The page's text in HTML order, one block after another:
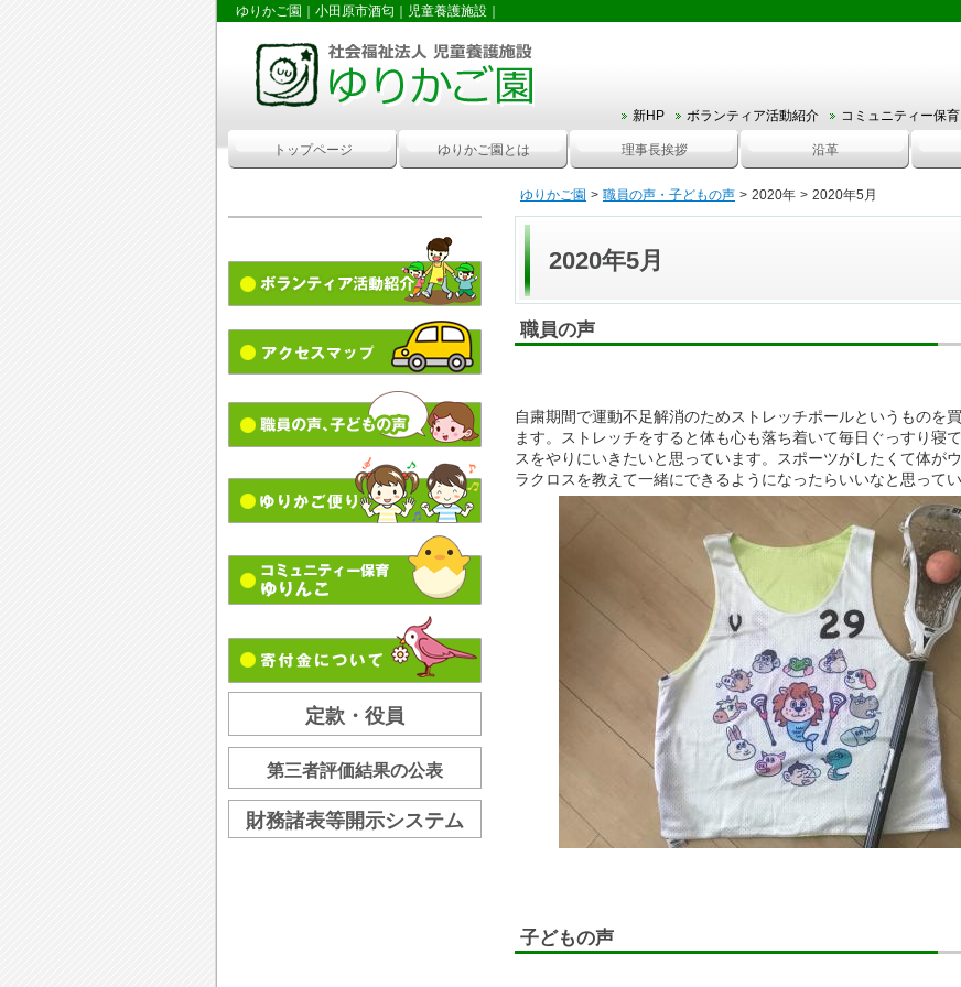
ゆりかご園｜小田原市酒匂｜児童養護施設｜
コミュニティー保
ボランティア活動紹介
新HP
トップページ ゆりかご園とは 理事長挨拶 沿革
定款・役員
第三者評価結果の公表
財務諸表等開示システム
ゆりかご園 > 職員の声・子どもの声 > 2020年 > 2020年5月
2020年5月
職員の声
自粛期間で運動不足解消のためストレッチポールというものを
ます。ストレッチをすると体も心も落ち着いて毎日ぐっすり寝
スをやりにいきたいと思っています。スポーツがしたくて体が
ラクロスを教えて一緒にできるようになったらいいなと思ってい
子どもの声